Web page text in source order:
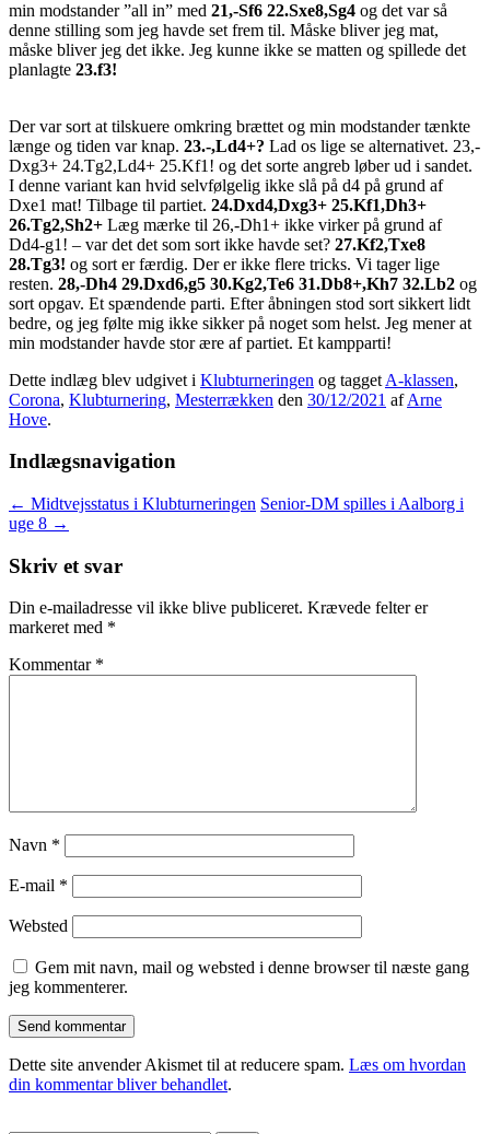
min modstander ”all in” med 21,-Sf6 22.Sxe8,Sg4 og det var så
denne stilling som jeg havde set frem til. Måske bliver jeg mat,
måske bliver jeg det ikke. Jeg kunne ikke se matten og spillede det
planlagte 23.f3!
Der var sort at tilskuere omkring brættet og min modstander tænkte
længe og tiden var knap. 23.-,Ld4+? Lad os lige se alternativet. 23,-
Dxg3+ 24.Tg2,Ld4+ 25.Kf1! og det sorte angreb løber ud i sandet.
I denne variant kan hvid selvfølgelig ikke slå på d4 på grund af
Dxe1 mat! Tilbage til partiet. 24.Dxd4,Dxg3+ 25.Kf1,Dh3+
26.Tg2,Sh2+ Læg mærke til 26,-Dh1+ ikke virker på grund af
Dd4-g1! – var det det som sort ikke havde set? 27.Kf2,Txe8
28.Tg3! og sort er færdig. Der er ikke flere tricks. Vi tager lige
resten. 28,-Dh4 29.Dxd6,g5 30.Kg2,Te6 31.Db8+,Kh7 32.Lb2 og
sort opgav. Et spændende parti. Efter åbningen stod sort sikkert lidt
bedre, og jeg følte mig ikke sikker på noget som helst. Jeg mener at
min modstander havde stor ære af partiet. Et kampparti!
Dette indlæg blev udgivet i Klubturneringen og tagget A-klassen,
Corona, Klubturnering, Mesterrækken den 30/12/2021 afArne
Hove.
Indlægsnavigation
← Midtvejsstatus i Klubturneringen Senior-DM spilles i Aalborg i
uge 8 →
Skriv et svar
Din e-mailadresse vil ikke blive publiceret. Krævede felter er
markeret med *
Kommentar *
Navn *
E-mail *
Websted
Gem mit navn, mail og websted i denne browser til næste gang
jeg kommenterer.
Dette site anvender Akismet til at reducere spam. Læs om hvordan
din kommentar bliver behandlet.